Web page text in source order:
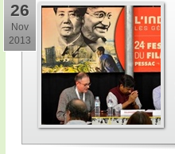
26
Nov
2013